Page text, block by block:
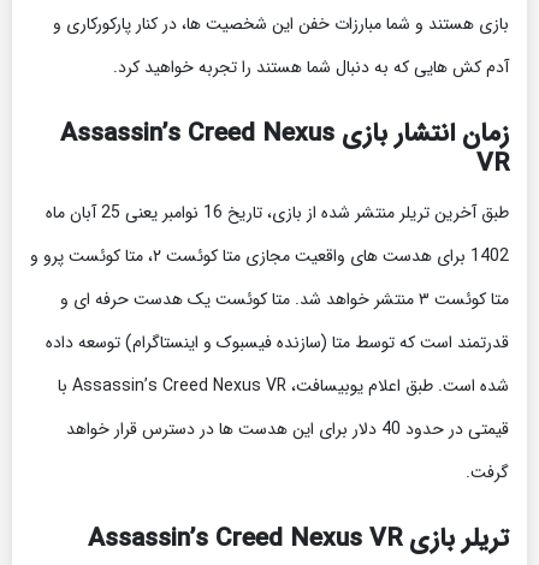
بازی هستند و شما مبارزات خفن این شخصیت ها، در کنار پارکورکاری و
آدم کش هایی که به دنبال شما هستند را تجربه خواهید کرد.
زمان انتشار بازی Assassin’s Creed Nexus
VR
طبق آخرین تریلر منتشر شده از بازی، تاریخ 16 نوامبر یعنی 25 آبان ماه
1402 برای هدست های واقعیت مجازی متا کوئست ۲، متا کوئست پرو و
متا کوئست ۳ منتشر خواهد شد. متا کوئست یک هدست حرفه ای و
قدرتمند است که توسط متا (سازنده فیسبوک و اینستاگرام) توسعه داده
شده است. طبق اعلام یوبیسافت، Assassin’s Creed Nexus VR با
قیمتی در حدود 40 دلار برای این هدست ها در دسترس قرار خواهد
گرفت.
تریلر بازی Assassin’s Creed Nexus VR